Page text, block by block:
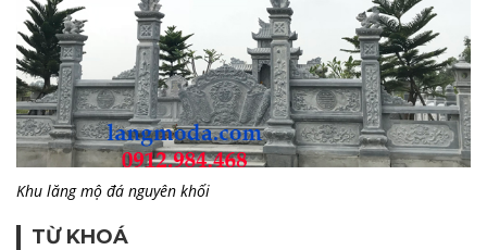
Khu lăng mộ đá nguyên khối
TỪ KHOÁ